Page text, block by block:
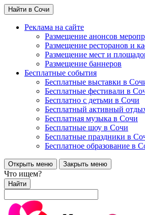
Найти в Сочи
Реклама на сайте
Размещение анонсов
Размещение ресторанов и
Размещение мест и
Размещение баннеров
Бесплатные события
Бесплатные выставки в
Бесплатные фестивали в
Бесплатно с детьми в Сочи
Бесплатный активный
Бесплатная музыка в Сочи
Бесплатные шоу в Сочи
Бесплатные праздники в
Бесплатное образование в
Открыть меню Закрыть меню
Что ищем?
Найти